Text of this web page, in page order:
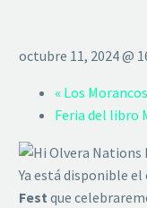
octubre 11, 2024 @
« Los
Feria del libro
Ya está disponible
Fest que